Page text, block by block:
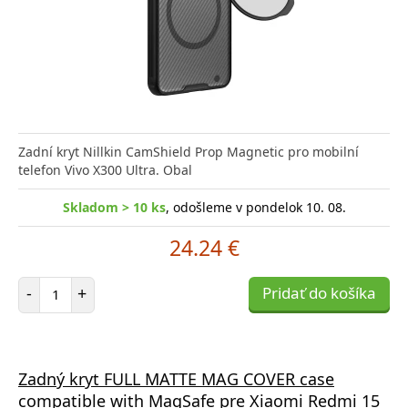
Zadní kryt Nillkin CamShield Prop Magnetic pro mobilní
telefon Vivo X300 Ultra. Obal
Skladom > 10 ks, odošleme v pondelok 10. 08.
24.24 €
- Počet položiek
+ Pridať do košíka
Zadný kryt FULL MATTE MAG COVER case
compatible with MagSafe pre Xiaomi Redmi 15